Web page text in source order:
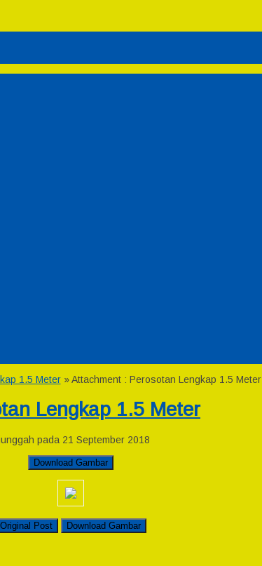
1.5 Meter» Attachment : Perosotan Lengkap 1.5 Meter
Lengkap 1.5 Meter
pada 21 September 2018
Download Gambar
Original Post Download Gambar